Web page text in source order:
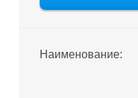
Наименование: